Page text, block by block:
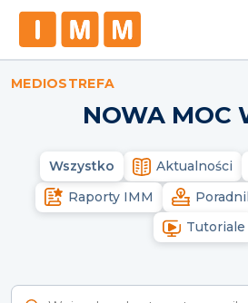
MEDIOSTREFA
NOWA MOC
Wszystko Aktualności
Raporty IMM
Tutoriale